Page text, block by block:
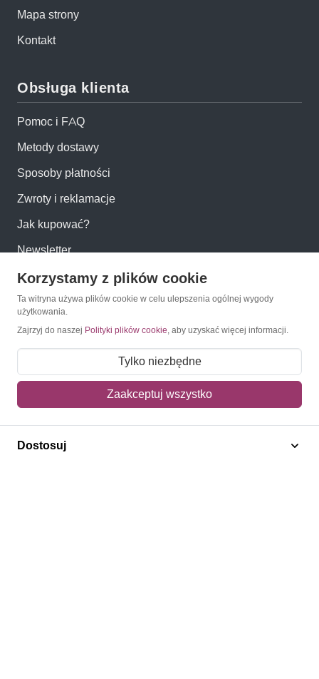
Mapa strony
Kontakt
Obsługa klienta
Pomoc i FAQ
Metody dostawy
Sposoby płatności
Zwroty i reklamacje
Jak kupować?
Newsletter
Konto
Moje konto
Mój koszyk
Adres dostawy
Polecamy
Korzystamy z plików cookie
Ta witryna używa plików cookie w celu ulepszenia ogólnej wygody
użytkowania.
Zajrzyj do naszej Polityki plików cookie, aby uzyskać więcej informacji.
Tylko niezbędne
Zaakceptuj wszystko
Dostosuj